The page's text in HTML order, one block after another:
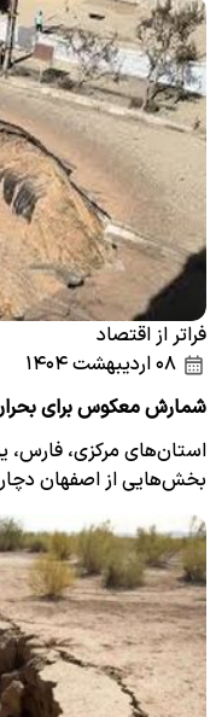
فراتر از اقتصاد
شمارش معکوس برای
استان‌های مرکزی، فارس،
بخش‌هایی از اصفهان
این…